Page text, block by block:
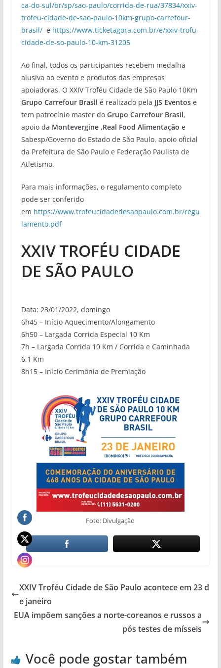
ca-do-sul/br/sp/sao-paulo/corrida-de-rua/37834/xxiv-
trofeu-cidade-de-sao-paulo-10km-grupo-carrefour-
brasil/e https://www.ticketagora.com.br/e/xxiv-trofu-
cidade-de-so-paulo-10-km-31205
Ao final, todos os participantes recebem medalha
alusiva ao evento e produtos das empresas
apoiadoras. O XXIV Troféu Cidade de São Paulo 10Km
Grupo Carrefour Brasll é realizado pela JJS Eventose
tem patrocínio master doGrupo Carrefour Brasil,
apoio da Montevergine,Real Food Alimentação e
Sabesp/Governo do Estado de São Paulo, apoio oficial
da Prefeitura de São Paulo e Federação Paulista de
Atletismo.
Para mais informações, o regulamento completo
pode ser conferido
em https://www.trofeucidadedesaopaulo.com.br/regu
lamento.pdf
XXIV TROFÉU CIDADE
DE SÃO PAULO
Data: 23/01/2022, domingo
6h45 – Início Aquecimento/Alongamento
6h50 – Largada Corrida Especial 10 Km
7h – Largada Corrida 10 Km / Corrida e Caminhada
6,1 Km
8h15 – Início Cerimônia de Premiação
Foto: Divulgação
XXIV Troféu Cidade de São Paulo acontece em 23 d
e janeiro
EUA impõem sanções a norte-coreanos e russos a
pós testes de mísseis
Você pode gostar também